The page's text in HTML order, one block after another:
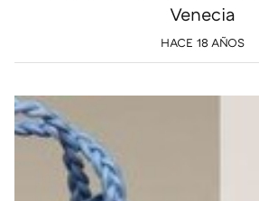
Venecia
HACE 18 AÑOS